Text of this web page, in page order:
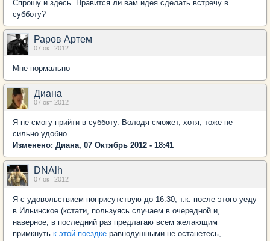
Спрошу и здесь. Нравится ли вам идея сделать встречу в
субботу?
Раров Артем
07 окт 2012
Мне нормально
Диана
07 окт 2012
Я не смогу прийти в субботу. Володя сможет, хотя, тоже не
сильно удобно.
Изменено: Диана, 07 Октябрь 2012 - 18:41
DNAlh
07 окт 2012
Я с удовольствием поприсутствую до 16.30, т.к. после этого уеду
в Ильинское (кстати, пользуясь случаем в очередной и,
наверное, в последний раз предлагаю всем желающим
примкнуть к этой поездке равнодушными не останетесь,